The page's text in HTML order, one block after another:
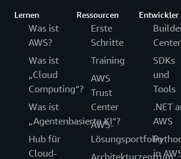
Lernen
Was ist
AWS?
Was ist
„Cloud
Computing“?
Was ist
„Agentenbasierte KI“?
Hub für
Cloud-
Ressourcen
Erste
Schritte
Training
AWS
Trust
Center
AWS-
Lösungsportfolio
Entwickler
Center
SDKs
und
Tools
.NET
AWS
in